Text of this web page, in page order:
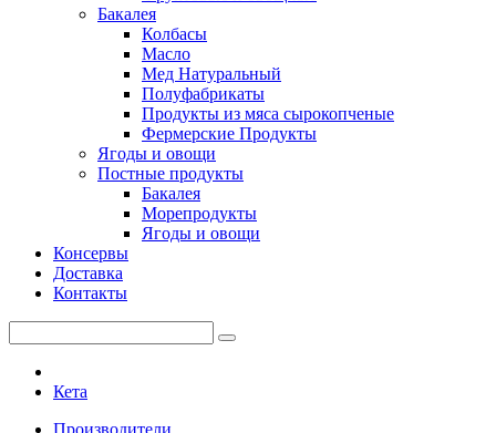
Бакалея
Колбасы
Масло
Мед Натуральный
Полуфабрикаты
Продукты из мяса сырокопченые
Фермерские Продукты
Ягоды и овощи
Постные продукты
Бакалея
Морепродукты
Ягоды и овощи
Консервы
Доставка
Контакты
Кета
Производители